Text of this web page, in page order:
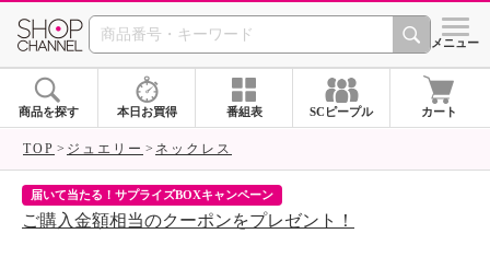
SHOP CHANNEL シメニュー
商品を探す 本日お買得 番組表 SCピープル カート
TOP ジュエリー ネックレス
届いて当たる！サプライズBOXキャンペーン
ご購入金額相当のクーポンをプレゼント！